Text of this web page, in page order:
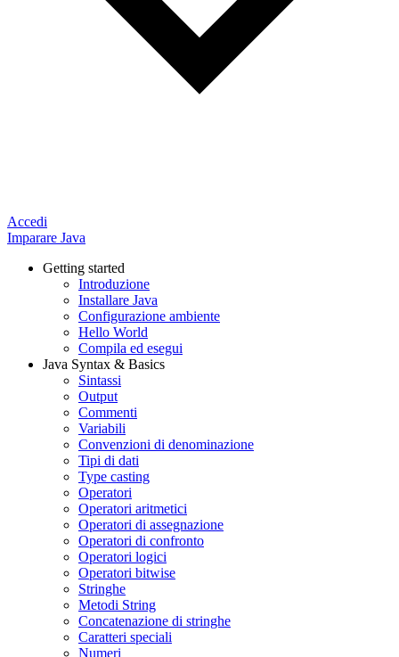
Accedi
Imparare Java
Getting started
Introduzione
Installare Java
Configurazione ambiente
Hello World
Compila ed esegui
Java Syntax & Basics
Sintassi
Output
Commenti
Variabili
Convenzioni di denominazione
Tipi di dati
Type casting
Operatori
Operatori aritmetici
Operatori di assegnazione
Operatori di confronto
Operatori logici
Operatori bitwise
Stringhe
Metodi String
Concatenazione di stringhe
Caratteri speciali
Numeri